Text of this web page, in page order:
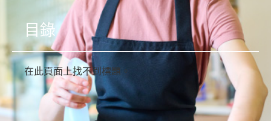
目錄
在此頁面上找不到標題。